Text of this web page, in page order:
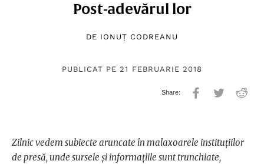
Post-adevărul lor
DE IONUŢ CODREANU
PUBLICAT PE 21 FEBRUARIE 2018
Zilnic vedem subiecte aruncate în malaxoarele instituțiilor
de presă, unde sursele și informațiile sunt trunchiate,